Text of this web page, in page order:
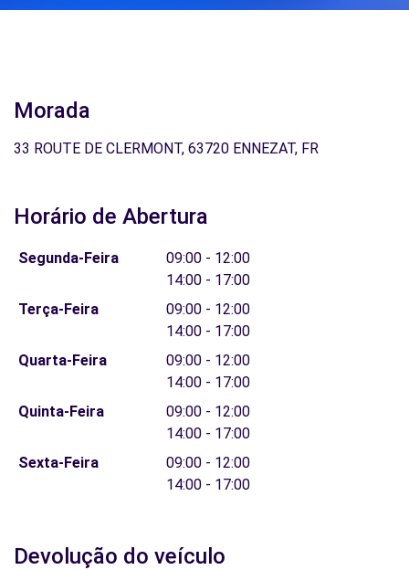
Morada
33 ROUTE DE CLERMONT, 63720 ENNEZAT, FR
Horário de Abertura
Segunda-Feira
09:00 - 12:00
14:00 - 17:00
Terça-Feira
09:00 - 12:00
14:00 - 17:00
Quarta-Feira
09:00 - 12:00
14:00 - 17:00
Quinta-Feira
09:00 - 12:00
14:00 - 17:00
Sexta-Feira
09:00 - 12:00
14:00 - 17:00
Devolução do veículo